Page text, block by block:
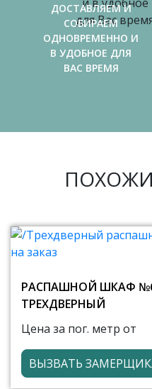
ДОСТАВЛЯЕМ И
СОБИРАЕМ
ОДНОВРЕМЕННО И
В УДОБНОЕ ДЛЯ
ВАС ВРЕМЯ
РАСПАШНОЙ ШКАФ
ТРЕХДВЕРНЫЙ
Цена за пог. метр от
ВЫЗВАТЬ